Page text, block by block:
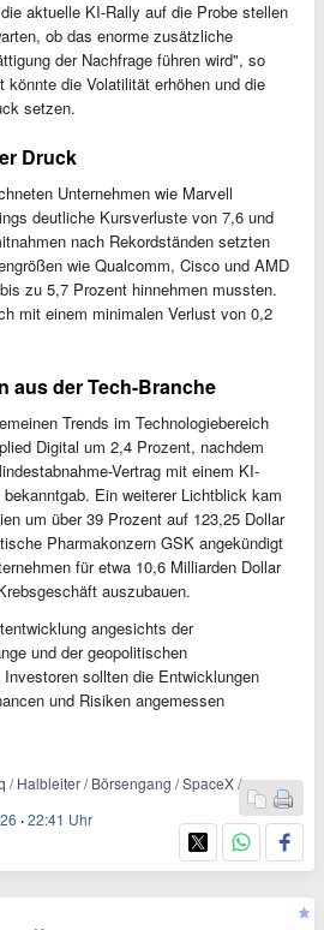
aktuelle KI-Rally auf die Probe stellen
ob das enorme zusätzliche
der Nachfrage führen wird", so
die Volatilität erhöhen und die
setzen.
Druck
Unternehmen wie Marvell
deutliche Kursverluste von 7,6 und
nach Rekordständen setzten
wie Qualcomm, Cisco und AMD
zu 5,7 Prozent hinnehmen mussten.
mit einem minimalen Verlust von 0,2
aus der Tech-Branche
Trends im Technologiebereich
Digital um 2,4 Prozent, nachdem
Vertrag mit einem KI-
Ein weiterer Lichtblick kam
um über 39 Prozent auf 123,25 Dollar
Pharmakonzern GSK angekündigt
für etwa 10,6 Milliarden Dollar
auszubauen.
angesichts der
und der geopolitischen
sollten die Entwicklungen
und Risiken angemessen
/ Halbleiter / Börsengang / SpaceX /
·22:41 Uhr